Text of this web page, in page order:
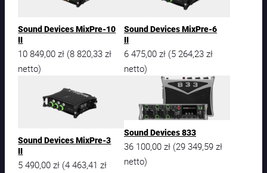
Sound Devices MixPre-10
II
10 849,00zł (8 820,33zł
netto)
Sound Devices MixPre-6
II
6 475,00 zł (5 264,23 zł
netto)
Sound Devices MixPre-3
II
5 490,00zł (4 463,41zł
Sound Devices 833
36 100,00 zł (29 349,59 zł
netto)